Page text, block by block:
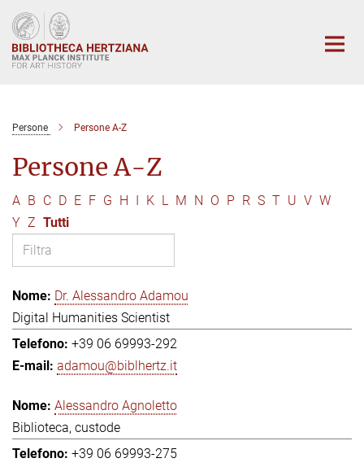
Main-
Content
Persone Persone A-Z
Persone A-Z
A B C D E F G H I K L M N O P R S T U V W
Y Z Tutti
Dr. Alessandro Adamou
Digital Humanities Scientist
+39 06 69993-292
adamou@biblhertz.it
Alessandro Agnoletto
Biblioteca, custode
+39 06 69993-275